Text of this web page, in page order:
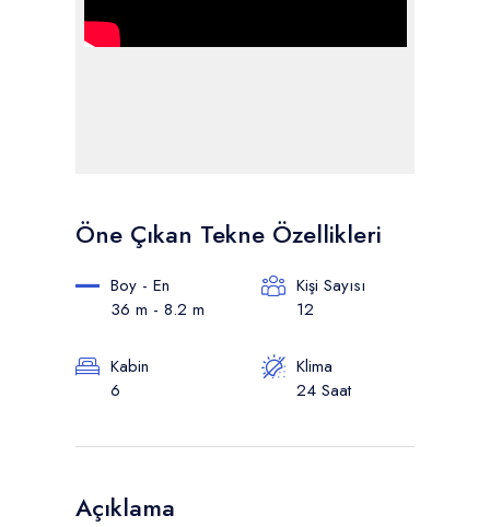
Öne Çıkan Tekne Özellikleri
Boy - En
36 m - 8.2 m
Kişi Sayısı
12
Kabin
6
Klima
24 Saat
Açıklama